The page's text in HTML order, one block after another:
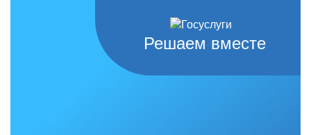
Решаем вместе